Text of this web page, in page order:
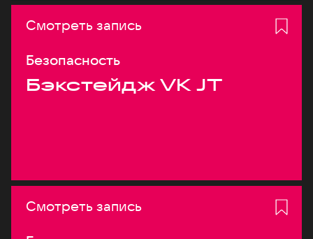
Смотреть запись
Безопасность
Бэкстейдж VK JT
Смотреть запись